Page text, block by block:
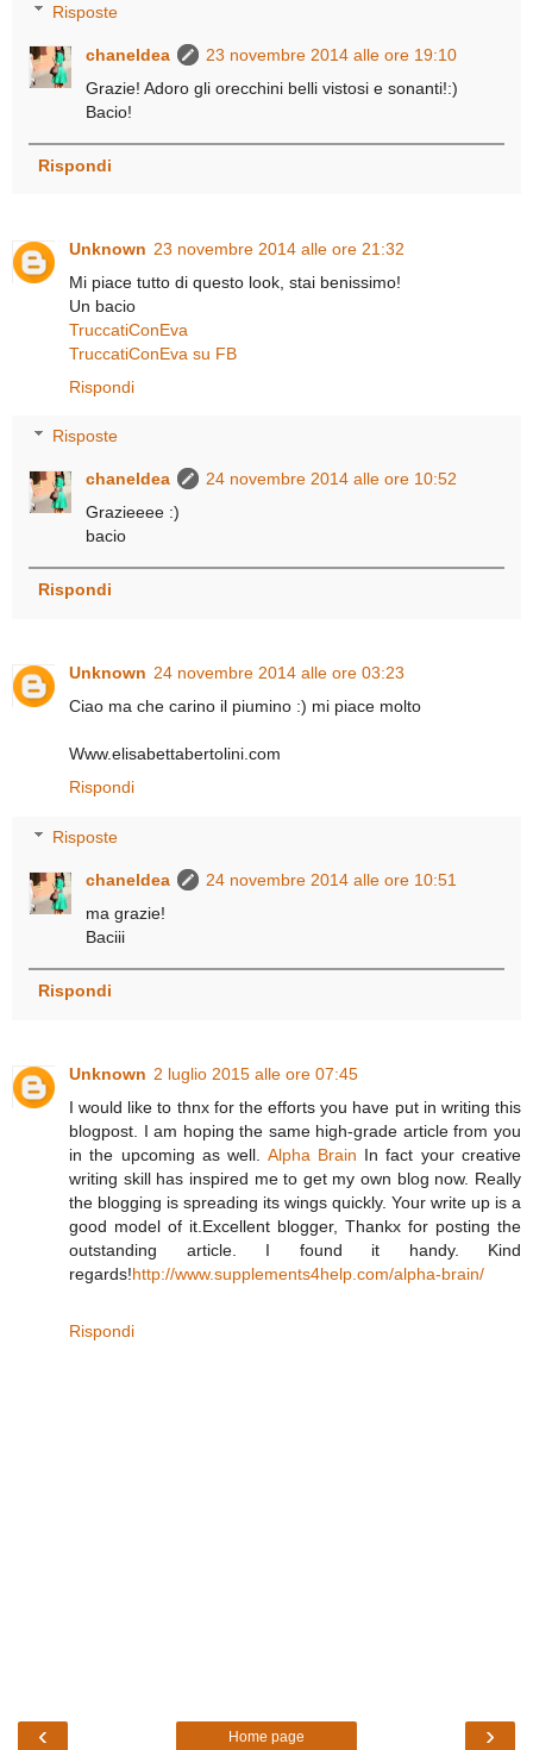
Risposte
chaneldea
23 novembre 2014 alle ore 19:10
Grazie! Adoro gli orecchini belli vistosi e sonanti!:)
Bacio!
Rispondi
Unknown 23 novembre 2014 alle ore 21:32
Mi piace tutto di questo look, stai benissimo!
Un bacio
TruccatiConEva
TruccatiConEva su FB
Rispondi
Risposte
chaneldea
24 novembre 2014 alle ore 10:52
Grazieeee :)
bacio
Rispondi
Unknown 24 novembre 2014 alle ore 03:23
Ciao ma che carino il piumino :) mi piace molto
Www.elisabettabertolini.com
Rispondi
Risposte
chaneldea
24 novembre 2014 alle ore 10:51
ma grazie!
Baciii
Rispondi
Unknown 2 luglio 2015 alle ore 07:45
I would like to thnx for the efforts you have put in writing this
blogpost. I am hoping the same high-grade article from you
in the upcoming as well. Alpha Brain In fact your creative
writing skill has inspired me to get my own blog now. Really
the blogging is spreading its wings quickly. Your write up is a
good model of it.Excellent blogger, Thankx for posting the
outstanding article. I found it handy. Kind
regards!http://www.supplements4help.com/alpha-brain/
Rispondi
‹ ›
Home page